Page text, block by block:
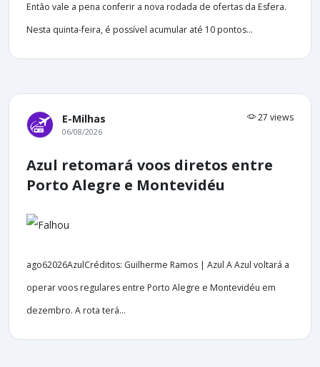
Então vale a pena conferir a nova rodada de ofertas da Esfera.
Nesta quinta-feira, é possível acumular até 10 pontos...
E-Milhas 27 views
06/08/2026
Azul retomará voos diretos entre
Porto Alegre e Montevidéu
ago62026AzulCréditos: Guilherme Ramos | Azul A Azul voltará a
operar voos regulares entre Porto Alegre e Montevidéu em
dezembro. A rota terá...